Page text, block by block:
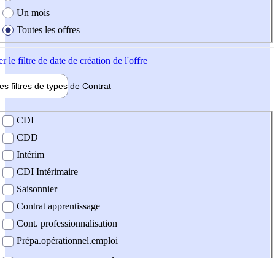
Un mois
Toutes les offres
le filtre de date de création de l'offre
filtres de types de Contrat
contrat
CDI
CDD
Intérim
CDI Intérimaire
Saisonnier
Contrat apprentissage
Cont. professionnalisation
Prépa.opérationnel.emploi